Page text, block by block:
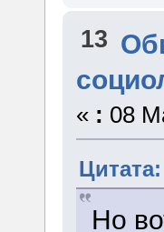
13
« : 08
Но